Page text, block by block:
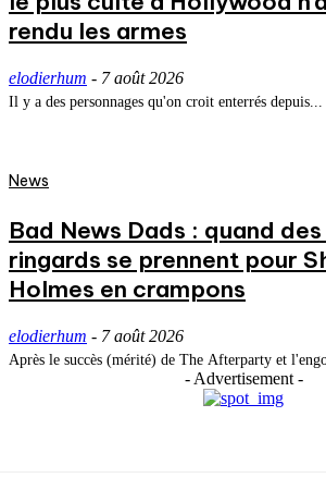
rendu les armes
elodierhum - 7 août 2026
Il y a des personnages qu'on croit enterrés depuis...
News
Bad News Dads : quand
ringards se prennent pour
Holmes en crampons
elodierhum - 7 août 2026
Après le succès (mérité) de The Afterparty et
- Advertisement -